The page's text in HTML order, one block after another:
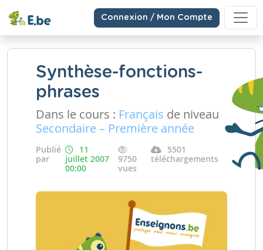
Connexion / Mon Compte
Synthèse-fonctions-
phrases
Dans le cours : Français de niveau
Secondaire – Première année
Publié
par
11
juillet 2007
00:00
9750
vues
5501
téléchargements